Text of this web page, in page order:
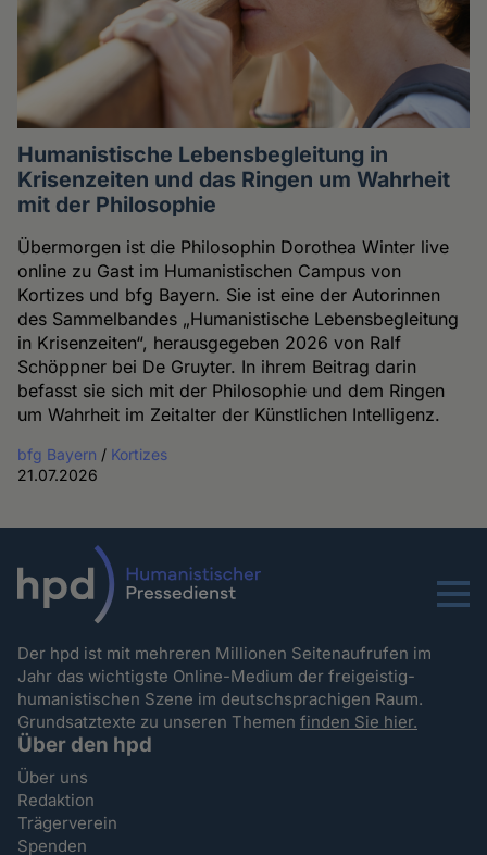
Humanistische Lebensbegleitung in
Krisenzeiten und das Ringen um Wahrheit
mit der Philosophie
Übermorgen ist die Philosophin Dorothea Winter live
online zu Gast im Humanistischen Campus von
Kortizes und bfg Bayern. Sie ist eine der Autorinnen
des Sammelbandes „Humanistische Lebensbegleitung
in Krisenzeiten“, herausgegeben 2026 von Ralf
Schöppner bei De Gruyter. In ihrem Beitrag darin
befasst sie sich mit der Philosophie und dem Ringen
um Wahrheit im Zeitalter der Künstlichen Intelligenz.
bfg Bayern / Kortizes
21.07.2026
Menu
Der hpd ist mit mehreren Millionen Seitenaufrufen im
Jahr das wichtigste Online-Medium der freigeistig-
humanistischen Szene im deutschsprachigen Raum.
Grundsatztexte zu unseren Themenfinden Sie hier.
Über den hpd
Über uns
Redaktion
Trägerverein
Spenden